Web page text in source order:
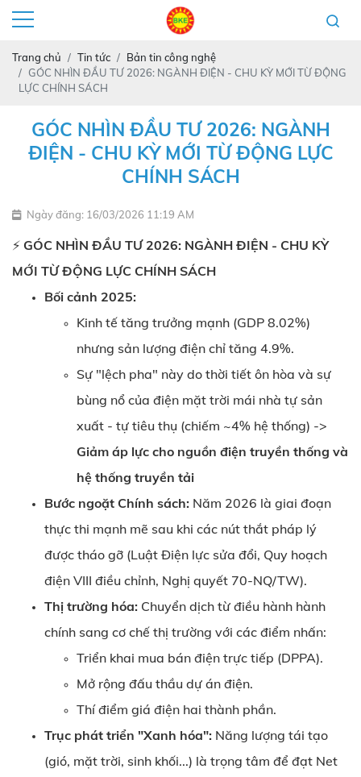
Trang chủ Tin tức
Bản tin công nghệ
GÓC NHÌN ĐẦU TƯ 2026: NGÀNH ĐIỆN - CHU KỲ MỚI TỪ ĐỘNG
LỰC CHÍNH SÁCH
GÓC NHÌN ĐẦU TƯ 2026: NGÀNH
ĐIỆN - CHU KỲ MỚI TỪ ĐỘNG LỰC
CHÍNH SÁCH
Ngày đăng: 16/03/2026 11:19 AM
⚡️ GÓC NHÌN ĐẦU TƯ 2026: NGÀNH ĐIỆN - CHU KỲ
MỚI TỪ ĐỘNG LỰC CHÍNH SÁCH
Bối cảnh 2025:
Kinh tế tăng trưởng mạnh (GDP 8.02%)
nhưng sản lượng điện chỉ tăng 4.9%.
Sự "lệch pha" này do thời tiết ôn hòa và sự
bùng nổ của điện mặt trời mái nhà tự sản
xuất - tự tiêu thụ (chiếm ~4% hệ thống) ->
Giảm áp lực cho nguồn điện truyền thống và
hệ thống truyền tải
Bước ngoặt Chính sách: Năm 2026 là giai đoạn
thực thi mạnh mẽ sau khi các nút thắt pháp lý
được tháo gỡ (Luật Điện lực sửa đổi, Quy hoạch
điện VIII điều chỉnh, Nghị quyết 70-NQ/TW).
Thị trường hóa: Chuyển dịch từ điều hành hành
chính sang cơ chế thị trường với các điểm nhấn:
Triển khai mua bán điện trực tiếp (DPPA).
Mở rộng đấu thầu dự án điện.
Thí điểm giá điện hai thành phần.
Trục phát triển "Xanh hóa": Năng lượng tái tạo
(gió, mặt trời, sinh khối...) là trọng tâm để đạt Net